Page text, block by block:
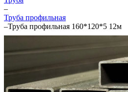
–
Труба профильная
–Труба профильная 160*120*5 12м